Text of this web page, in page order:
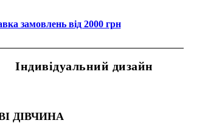
замовлень від 2000 грн
Індивідуальний дизайн
ДІВЧИНА